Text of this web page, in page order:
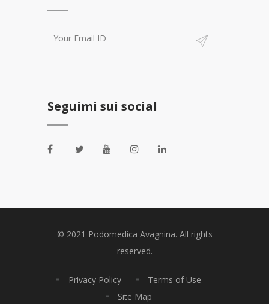
Seguimi sui social
© 2021 Podomedica Avagnina. All rights
reserved.
Privacy Policy
Terms of Use
Site Map